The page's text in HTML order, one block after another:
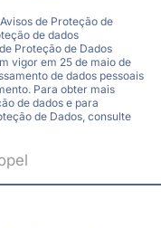
de Proteção de
de dados
Proteção de Dados
vigor em 25 de maio de
de dados pessoais
Para obter mais
de dados e para
de Dados, consulte